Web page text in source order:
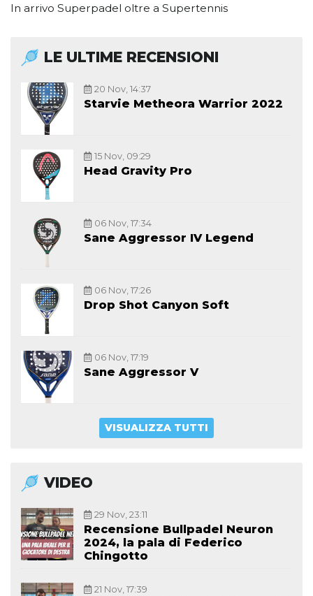
In arrivo Superpadel oltre a Supertennis
LE ULTIME RECENSIONI
20 Nov, 14:37
Starvie Metheora Warrior 2022
15 Nov, 09:29
Head Gravity Pro
06 Nov, 17:34
Sane Aggressor IV Legend
06 Nov, 17:26
Drop Shot Canyon Soft
06 Nov, 17:19
Sane Aggressor V
VISUALIZZA TUTTI
VIDEO
29 Nov, 23:11
Recensione Bullpadel Neuron
2024, la pala di Federico
Chingotto
21 Nov, 17:39